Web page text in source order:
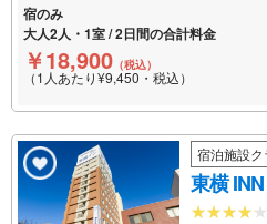
宿のみ
大人2人・1室 / 2日間の合計料金
￥18,900 （税込）
（1人あたり¥9,450・税込）
宿泊施設
東横